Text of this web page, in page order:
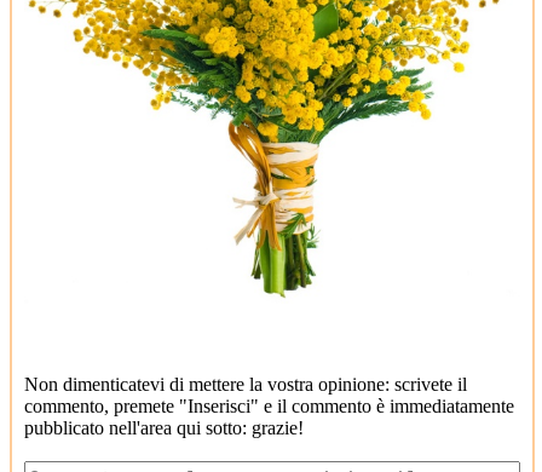
Non dimenticatevi di mettere la vostra opinione: scrivete il
commento, premete "Inserisci" e il commento è immediatamente
pubblicato nell'area qui sotto: grazie!